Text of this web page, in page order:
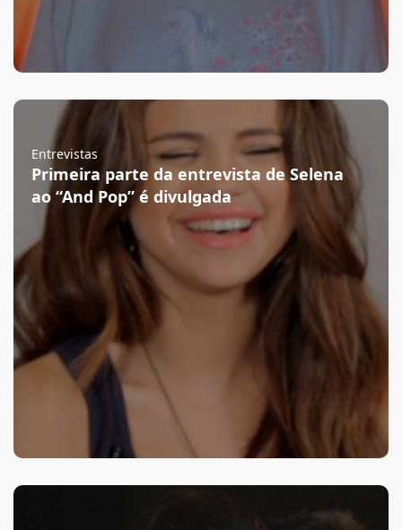
Entrevistas
Primeira parte da entrevista de Selena
ao “And Pop” é divulgada